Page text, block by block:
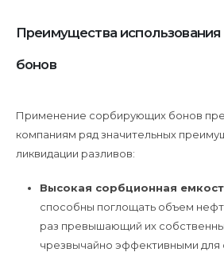
Преимущества
бонов
Применение сорбирующих бонов
компаниям ряд значительных
ликвидации разливов:
Высокая сорбционная
способны поглощать объем
раз превышающий их
чрезвычайно эффективными для